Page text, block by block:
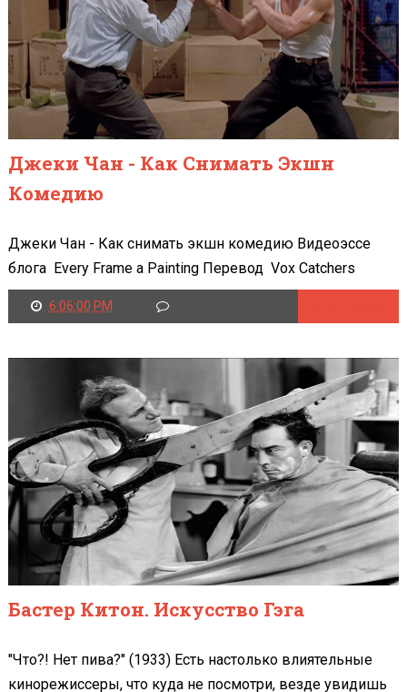
Джеки Чан - Как Снимать Экшн
Комедию
Джеки Чан - Как снимать экшн комедию Видеоэссе
блога Every Frame a Painting Перевод Vox Catchers
6:06:00 PM
Бастер Китон. Искусство Гэга
"Что?! Нет пива?" (1933) Есть настолько влиятельные
кинорежиссеры, что куда не посмотри, везде увидишь